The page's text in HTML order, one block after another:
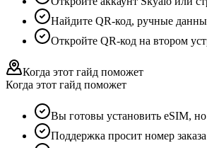
Найдите QR-код, ручные
Откройте QR-код на втором
Когда этот гайд поможет
Когда этот гайд поможет
Вы готовы установить eSIM,
Поддержка просит номер